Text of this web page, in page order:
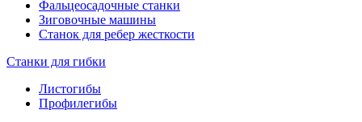
Фальцеосадочные станки
Зиговочные машины
Станок для ребер жесткости
Станки для гибки
Листогибы
Профилегибы